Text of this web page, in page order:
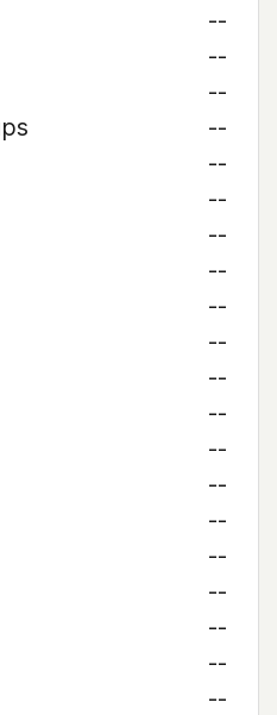
--
--
--
--
--
--
--
--
--
--
--
--
--
--
--
--
--
--
--
--